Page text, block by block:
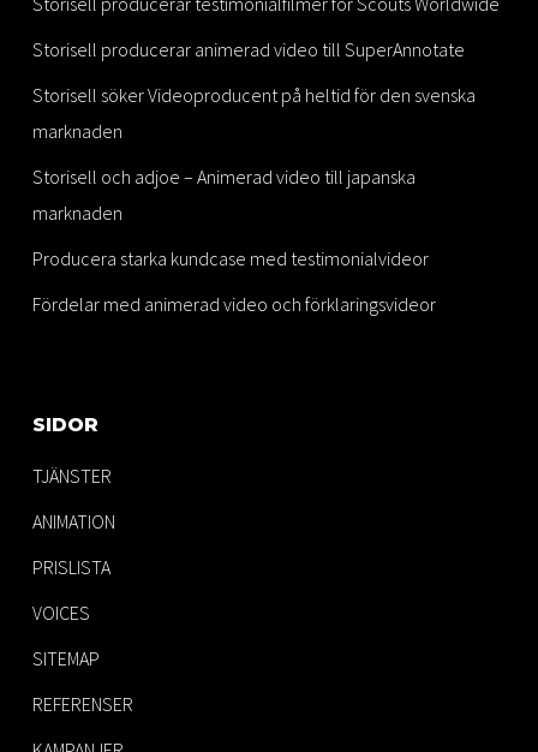
Storisell producerar animerad video till SuperAnnotate
Storisell söker Videoproducent på heltid för den svenska
marknaden
Storisell och adjoe – Animerad video till japanska
marknaden
Producera starka kundcase med testimonialvideor
Fördelar med animerad video och förklaringsvideor
SIDOR
TJÄNSTER
ANIMATION
PRISLISTA
VOICES
SITEMAP
REFERENSER